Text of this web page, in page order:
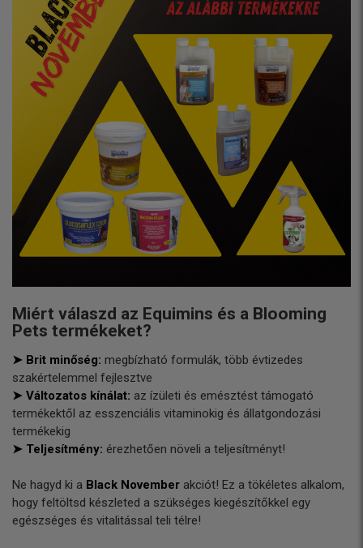
Miért válaszd az Equimins és a Blooming
Pets termékeket?
➤ Brit minőség: megbízható formulák, több évtizedes
szakértelemmel fejlesztve
➤ Változatos kínálat: az ízületi és emésztést támogató
termékektől az esszenciális vitaminokig és állatgondozási
termékekig
➤ Teljesítmény: érezhetően növeli a teljesítményt!
Ne hagyd ki a Black November akciót! Ez a tökéletes alkalom,
hogy feltöltsd készleted a szükséges kiegészítőkkel egy
egészséges és vitalitással teli télre!